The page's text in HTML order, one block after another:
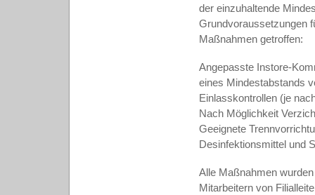
der einzuhaltende
Grundvoraussetzungen
Maßnahmen getroffen:
Angepasste Instore-
eines Mindestabstands
Einlasskontrollen (je
Nach Möglichkeit
Geeignete
Desinfektionsmittel und
Alle Maßnahmen
Mitarbeitern von